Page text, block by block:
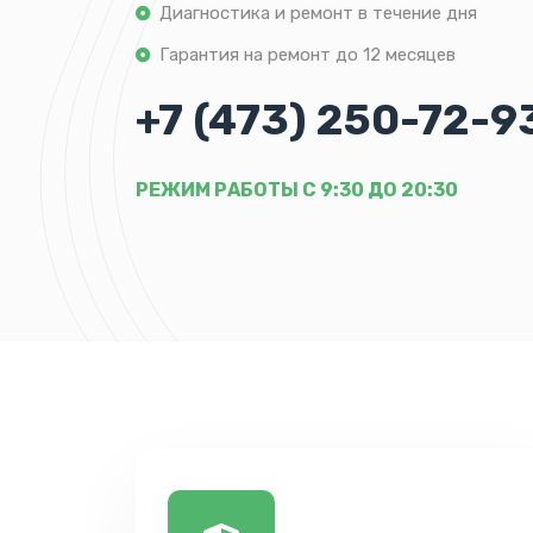
Диагностика и ремонт в течение дня
Гарантия на ремонт до 12 месяцев
+7 (473) 250-72-
РЕЖИМ РАБОТЫ С 9:30 ДО 20:30